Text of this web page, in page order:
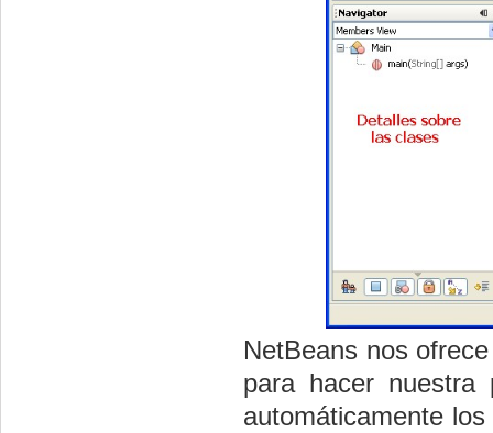
NetBeans nos
para hacer nuestra
automáticamente